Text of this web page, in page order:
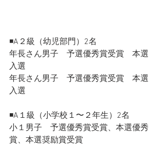
◾️A２級（幼児部門）2名
年長さん男子　予選優秀賞受賞　本選
入選
年長さん男子　予選優秀賞受賞　本選
入選
◾️A１級（小学校１〜２年生）2名
小１男子　予選優秀賞受賞、本選優秀
賞、本選奨励賞受賞